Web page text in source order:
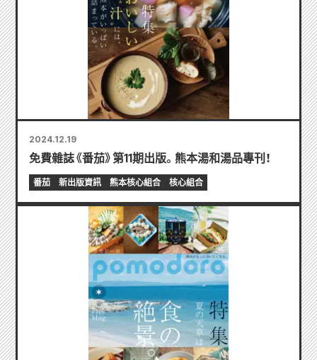
2024.12.19
免費雜誌《番茄》第11期出版。熊本湯和湯品專刊！
番茄 新出版資訊 熊本核心組合 核心組合